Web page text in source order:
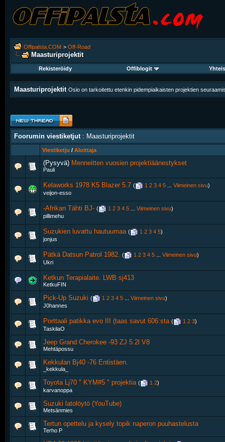
Offipalsta.COM > Off-Road
Maasturiprojektit
Rekisteröidy Offiblogit
Maasturiprojektit Osio on tarkoitettu etenkin pidempiaikaisten projektien
Foorumin viestiketjut: Maasturiprojektit
Viestiketju / Aloittaja
(Pysyvä) Menneitten vuosien projektiäänestykset
Pauli
Kelaworks 1978 K5 Blazer 5.7 ( 1 2 3 4 5 Viimeinen sivu)
veijon-esso
-Afrikan Tähti BJ- ( 1 2 3 4 5 Viimeinen sivu)
pillimehu
Suzukien luvattu hautuumaa‎ ( 1 2 3 4 5)
jonjus
Pätkä Datsun Patrol 1982. ( 1 2 3 4 5 Viimeinen sivu)
Ukri
Ketkun Terapialaite. LWB sj413
KetkuFIN
Pick-Up Suzuki ( 1 2 3 4 5 Viimeinen sivu)
J0hannes
Porttaali patikka evo III (taas savut 606:sta‎ ( 1 2 3)
TaskilaO
Jeep Grand Cherokee -93 ZJ 5.2l V8
Mehtäpossu
Kekkulan Bj40 -76 Entistäen.
_kekkula_
Toyota Lj70 " KYM#5 " projektia‎ ( 1 2)
karvanoppa
Suzuki latolöytö (YouTube)
Metsänmies
Tertun opettelu ja kysely topik naperon puuhastelusta
Terho P